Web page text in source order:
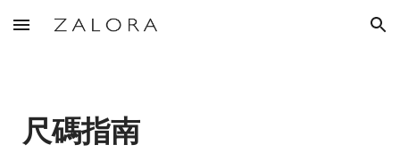
Skip to main content Skip to navigation
尺碼指南